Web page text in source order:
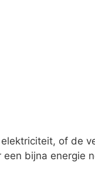
of de
bijna energie